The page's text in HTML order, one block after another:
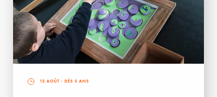
12 AOÛT - DÈS 5 ANS